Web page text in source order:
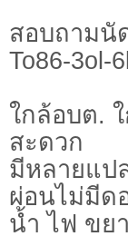
สอบถามนั
To86-3ol-
ใกล้อบต.
สะดวก
มีหลายแป
ผ่อนไม่มีด
น้ำ ไฟ ขย